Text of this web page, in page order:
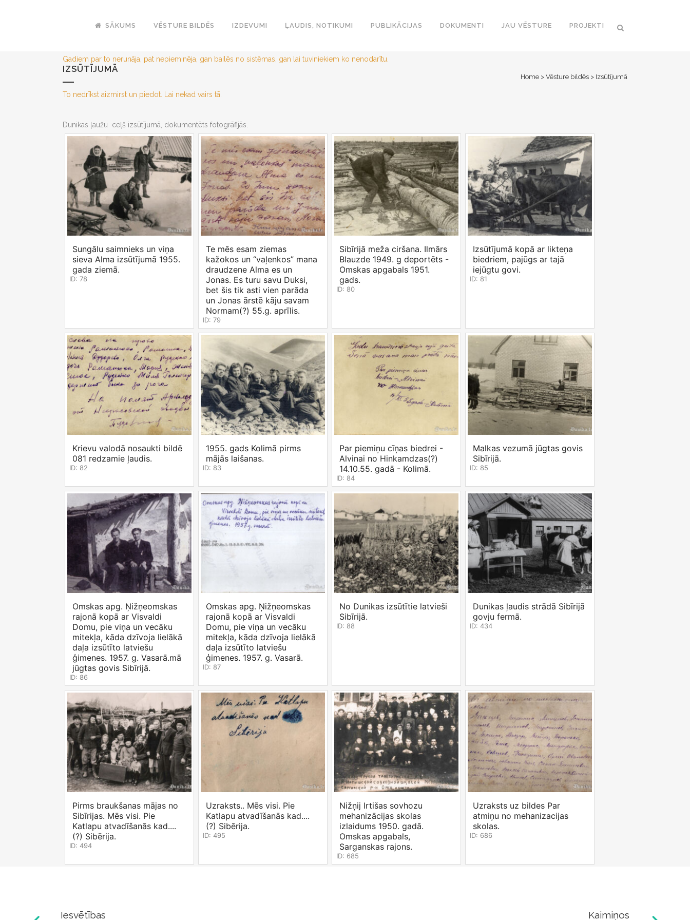
SĀKUMS VĒSTURE BILDĒS IZDEVUMI ĻAUDIS, NOTIKUMI PUBLIKĀCIJAS DOKUMENTI JAU VĒSTURE PROJEKTI
Gadiem par to nerunāja, pat nepieminēja, gan bailēs no sistēmas, gan lai tuviniekiem ko nenodarītu.
IZSŪTĪJUMĀ
To nedrīkst aizmirst un piedot. Lai nekad vairs tā.
Home > Vēsture bildēs > Izsūtījumā
Dunikas ļaužu ceļš izsūtījumā, dokumentēts fotogrāfijās.
Sungālu saimnieks un viņa
sieva Alma izsūtījumā 1955.
gada ziemā.
ID: 78
Te mēs esam ziemas
kažokos un “vaļenkos” mana
draudzene Alma es un
Jonas. Es turu savu Duksi,
bet šis tik asti vien parāda
un Jonas ārstē kāju savam
Normam(?) 55.g. aprīlis.
ID: 79
Sibīrijā meža ciršana. Ilmārs
Blauzde 1949. g deportēts -
Omskas apgabals 1951.
gads.
ID: 80
Izsūtījumā kopā ar likteņa
biedriem, pajūgs ar tajā
iejūgtu govi.
ID: 81
Krievu valodā nosaukti bildē
081 redzamie ļaudis.
ID: 82
1955. gads Kolimā pirms
mājās laišanas.
ID: 83
Par piemiņu cīņas biedrei -
Alvinai no Hinkamdzas(?)
14.10.55. gadā - Kolimā.
ID: 84
Malkas vezumā jūgtas govis
Sibīrijā.
ID: 85
Omskas apg. Ņižņeomskas
rajonā kopā ar Visvaldi
Domu, pie viņa un vecāku
mitekļa, kāda dzīvoja lielākā
daļa izsūtīto latviešu
ģimenes. 1957. g. Vasarā.mā
jūgtas govis Sibīrijā.
ID: 86
Omskas apg. Ņižņeomskas
rajonā kopā ar Visvaldi
Domu, pie viņa un vecāku
mitekļa, kāda dzīvoja lielākā
daļa izsūtīto latviešu
ģimenes. 1957. g. Vasarā.
ID: 87
No Dunikas izsūtītie latvieši
Sibīrijā.
ID: 88
Dunikas ļaudis strādā Sibīrijā
govju fermā.
ID: 434
Pirms braukšanas mājas no
Sibīrijas. Mēs visi. Pie
Katlapu atvadīšanās kad....
(?) Sibērija.
ID: 494
Uzraksts.. Mēs visi. Pie
Katlapu atvadīšanās kad....
(?) Sibērija.
ID: 495
Nižņij Irtišas sovhozu
mehanizācijas skolas
izlaidums 1950. gadā.
Omskas apgabals,
Sarganskas rajons.
ID: 685
Uzraksts uz bildes Par
atmiņu no mehanizacijas
skolas.
ID: 686
Iesvētības Kaimiņos